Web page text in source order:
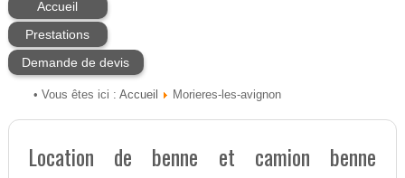
Accueil
Prestations
Demande de devis
• Vous êtes ici : Accueil Morieres-les-avignon
Location de benne et camion benne